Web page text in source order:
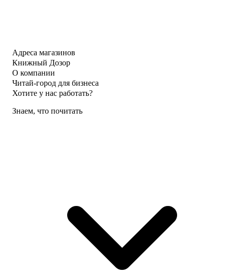
Адреса магазинов
Книжный Дозор
О компании
Читай-город для бизнеса
Хотите у нас работать?
Знаем, что почитать